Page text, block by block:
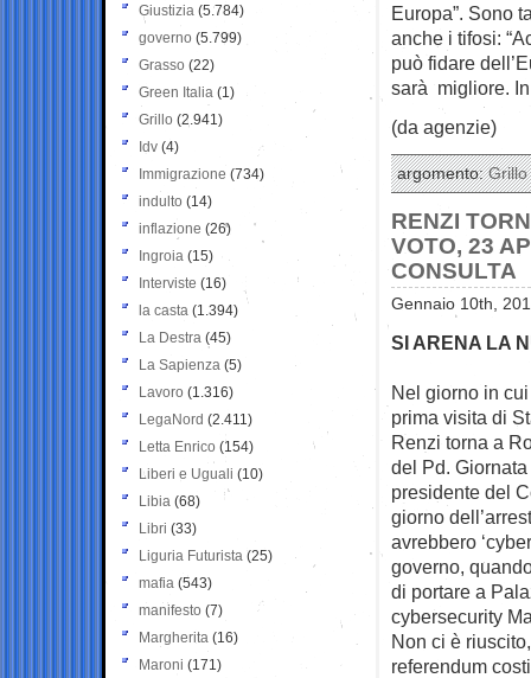
Europa”. Sono
anche i tifosi:
può fidare
sarà migliore.
(da agenzie)
argomento:Grillo
RENZI
VOTO, 23
CONSULTA
Gennaio 10th,
SI ARENA LA
Nel giorno in
prima visita di
Renzi torna a
del Pd.
presidente del
giorno
avrebbero
governo,
di portare a
cybersecurity
Non ci è
referendum
Giustizia (5.784)
governo (5.799)
Grasso (22)
Green Italia (1)
Grillo (2.941)
Idv (4)
Immigrazione (734)
indulto (14)
inflazione (26)
Ingroia (15)
Interviste (16)
la casta (1.394)
La Destra (45)
La Sapienza (5)
Lavoro (1.316)
LegaNord (2.411)
Letta Enrico (154)
Liberi e Uguali (10)
Libia (68)
Libri (33)
Liguria Futurista (25)
mafia (543)
manifesto (7)
Margherita (16)
Maroni (171)